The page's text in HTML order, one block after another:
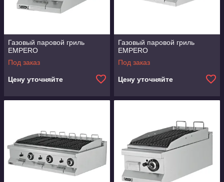
Газовый паровой гриль
EMPERO
Под заказ
Цену уточняйте
Газовый паровой гриль
EMPERO
Под заказ
Цену уточняйте